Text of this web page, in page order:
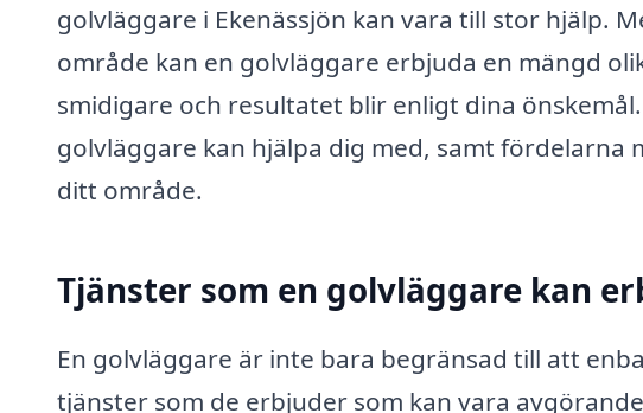
golvläggare i Ekenässjön kan vara till stor hjälp.
område kan en golvläggare erbjuda en mängd
smidigare och resultatet blir enligt dina
golvläggare kan hjälpa dig med, samt
ditt område.
Tjänster som en golvläggare kan
En golvläggare är inte bara begränsad till att
tjänster som de erbjuder som kan vara